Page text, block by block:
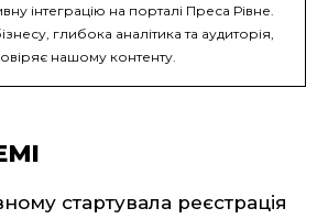
інтеграцію на порталі Преса Рівне.
глибока аналітика та аудиторія,
нашому контенту.
стартувала реєстрація